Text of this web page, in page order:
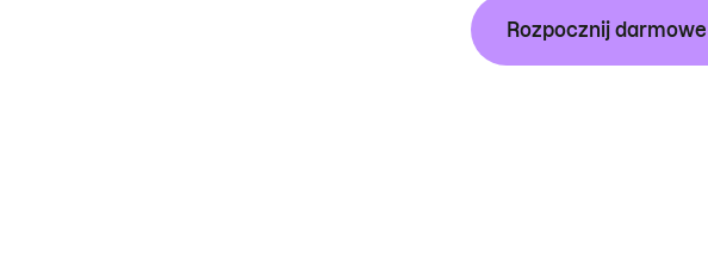
Rozpocznij